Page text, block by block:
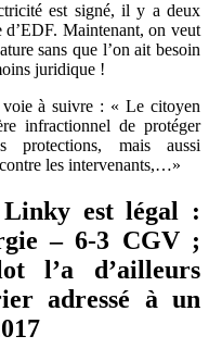
est signé, il y a deux
d’EDF. Maintenant, on veut
sans que l’on ait besoin
juridique !
à suivre : « Le citoyen
infractionnel de protéger
protections, mais aussi
les intervenants,…»
est légal :
– 6-3 CGV ;
l’a d’ailleurs
adressé à un